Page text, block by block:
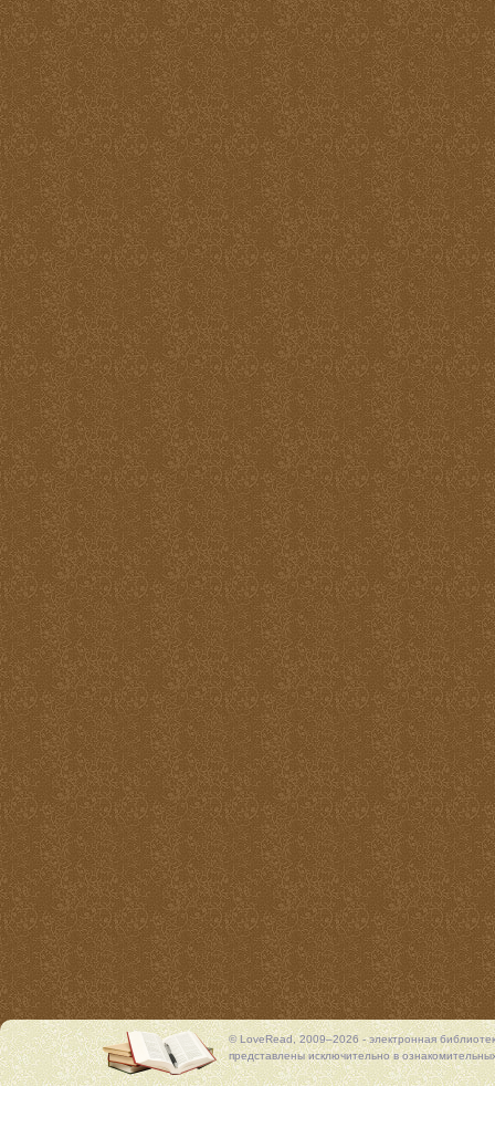
© LoveRead, 2009–2026 - электронная
представлены исключительно в